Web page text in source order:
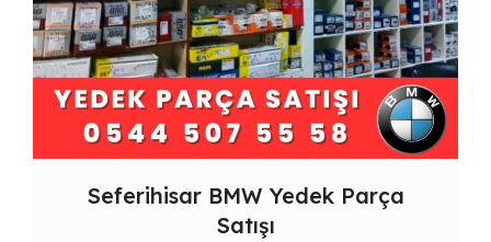
Seferihisar BMW Yedek Parça
Satışı